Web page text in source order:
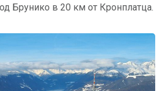
Брунико в 20 км от Кронплатца.